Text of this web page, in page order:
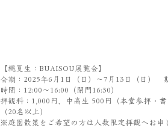
【縄夏生：BUAISOU展覧会】
会期：2025年6月1日（日）〜7月13日（日）
時間：12:00〜16:00（閉門16:30）
拝観料：1,000円、中高生 500円（本堂参拝・
（20名以上）
※庭園散策をご希望の方は人数限定拝観へお申